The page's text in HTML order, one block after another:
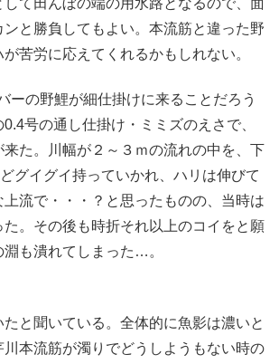
と勝負してもよい。本流筋と違った野
苦労に応えてくれるかもしれない。
ーの野鯉が細仕掛けに来ることだろう
号の通し仕掛け・ミミズのえさで、
た。川幅が２～３ｍの流れの中を、下
グイグイ持っていかれ、ハリは伸びて
上流で・・・？と思ったものの、当時は
。その後も時折それ以上のコイをと願
も潰れてしまった…。
と聞いている。全体的に魚影は濃いと
川本流筋が濁りでどうしようもない時の